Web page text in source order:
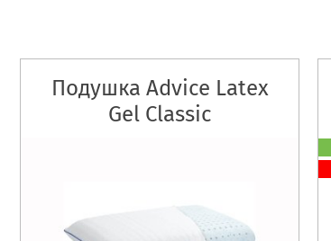
Подушка Advice Latex
Gel Classic